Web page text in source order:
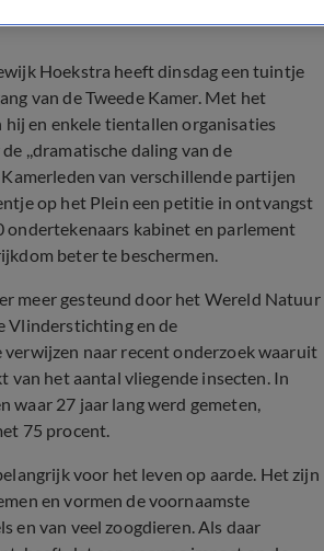
Hoekstra heeft dinsdag een tuintje
van de Tweede Kamer. Met het
en enkele tientallen organisaties
,,dramatische daling van de
van verschillende partijen
op het Plein een petitie in ontvangst
ondertekenaars kabinet en parlement
beter te beschermen.
meer gesteund door het Wereld Natuur
Vlinderstichting en de
verwijzen naar recent onderzoek waaruit
van het aantal vliegende insecten. In
waar 27 jaar lang werd gemeten,
75 procent.
voor het leven op aarde. Het zijn
en vormen de voornaamste
en van veel zoogdieren. Als daar